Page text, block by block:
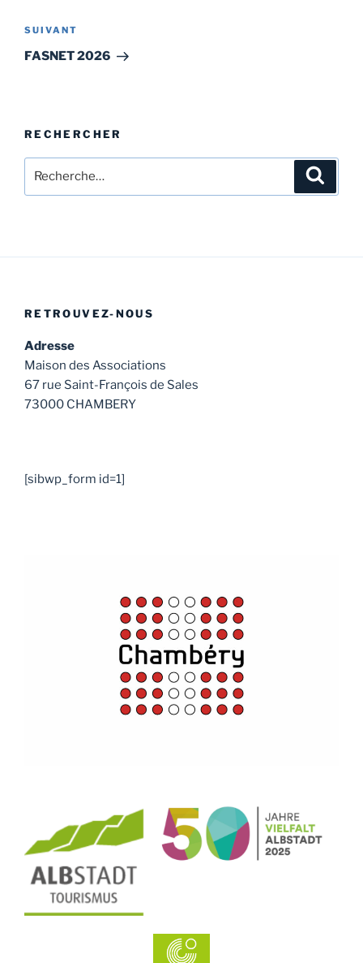
Article
suivant
SUIVANT
FASNET 2026
RECHERCHER
pour
RETROUVEZ-NOUS
Adresse
Maison des Associations
67 rue Saint-François de Sales
73000 CHAMBERY
[sibwp_form id=1]